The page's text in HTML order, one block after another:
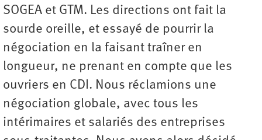
SOGEA et GTM. Les directions ont fait la
sourde oreille, et essayé de pourrir la
négociation en la faisant traîner en
longueur, ne prenant en compte que les
ouvriers en CDI. Nous réclamions une
négociation globale, avec tous les
intérimaires et salariés des entreprises